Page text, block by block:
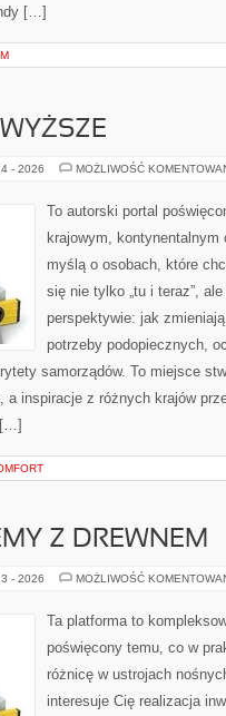
[…]
- 2026 MOŻLIWOŚĆ
To autorski portal
krajowym, kontynentalnym
myślą o osobach, które
się nie tylko „tu i teraz”,
perspektywie: jak
potrzeby podopiecznych,
samorządów. To miejsce
a inspiracje z różnych krajów
[…]
Z DREWNEM
- 2026 MOŻLIWOŚĆ
Ta platforma to
poświęcony temu, co w
różnicę w ustrojach
interesuje Cię realizacja